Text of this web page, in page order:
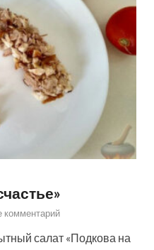
комментарий
салат «Подкова на